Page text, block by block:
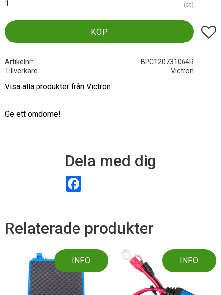
st
KÖP Lägg
Artikelnr
BPC120731064R
Tillverkare
Victron
Visa alla produkter från Victron
Ge ett omdöme!
Dela med dig
o
Relaterade produkter
INFO INFO